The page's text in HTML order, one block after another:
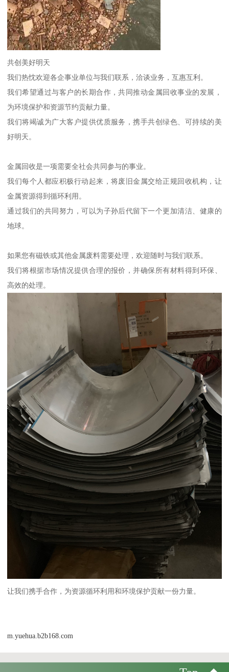
共创美好明天
我们热忱欢迎各企事业单位与我们联系，洽谈业务，互惠互利。
我们希望通过与客户的长期合作，共同推动金属回收事业的发展，
为环境保护和资源节约贡献力量。
我们将竭诚为广大客户提供优质服务，携手共创绿色、可持续的美
好明天。
金属回收是一项需要全社会共同参与的事业。
我们每个人都应积极行动起来，将废旧金属交给正规回收机构，让
金属资源得到循环利用。
通过我们的共同努力，可以为子孙后代留下一个更加清洁、健康的
地球。
如果您有磁铁或其他金属废料需要处理，欢迎随时与我们联系。
我们将根据市场情况提供合理的报价，并确保所有材料得到环保、
高效的处理。
让我们携手合作，为资源循环利用和环境保护贡献一份力量。
m.yuehua.b2b168.com